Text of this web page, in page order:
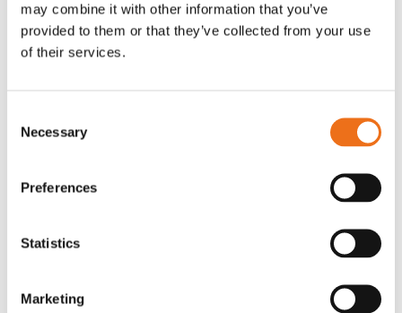
may combine it with other information that you’ve
provided to them or that they’ve collected from your use
of their services.
Selection
Necessary
Preferences
Statistics
Marketing
90kr (ex. moms) 90 kr (ex. moms)
Lägg till i varukorg
stämpellogotyp Avant
T-shirt svart 2xl med avant-